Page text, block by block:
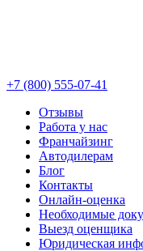
+7 (800) 555-07-41
Отзывы
Работа у нас
Франчайзинг
Автодилерам
Блог
Контакты
Онлайн-оценка
Необходимые
Выезд оценщика
Юридическая